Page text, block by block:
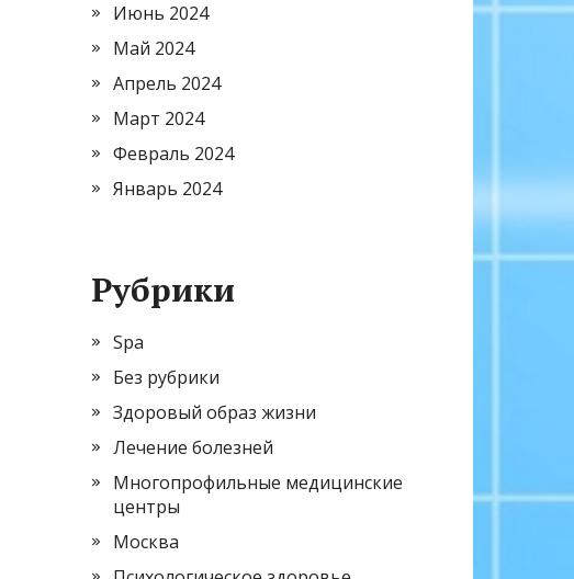
Июнь 2024
Май 2024
Апрель 2024
Март 2024
Февраль 2024
Январь 2024
Рубрики
Spa
Без рубрики
Здоровый образ жизни
Лечение болезней
Многопрофильные медицинские
центры
Москва